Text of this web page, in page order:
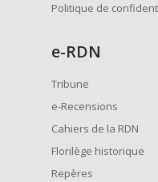
Politique de
e-RDN
Tribune
e-Recensions
Cahiers de la RDN
Florilège historique
Repères